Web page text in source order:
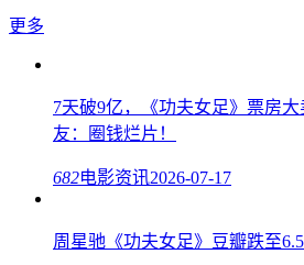
更多
7天破9亿，《功夫女足》票房
友：圈钱烂片！
682电影资讯2026-07-17
周星驰《功夫女足》豆瓣跌至